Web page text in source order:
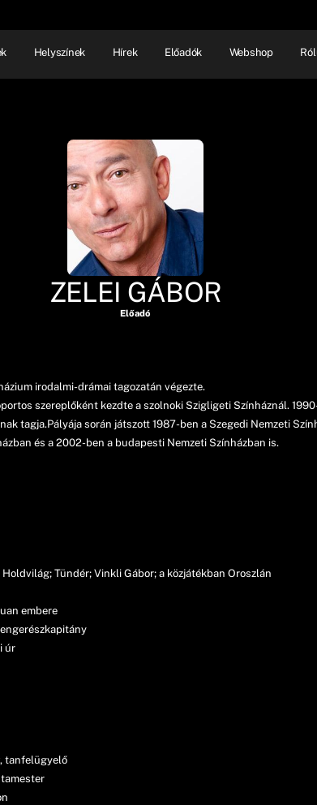
Helyszínek Hírek Előadók Webshop
ZELEI GÁBOR
Előadó
irodalmi-drámai tagozatán végezte.
szereplőként kezdte a szolnoki Szigligeti Színháznál.
tagja.Pályája során játszott 1987-ben a Szegedi Nemzeti
és a 2002-ben a budapesti Nemzeti Színházban is.
Tündér; Vinkli Gábor; a közjátékban Oroszlán
embere
úr
tanfelügyelő